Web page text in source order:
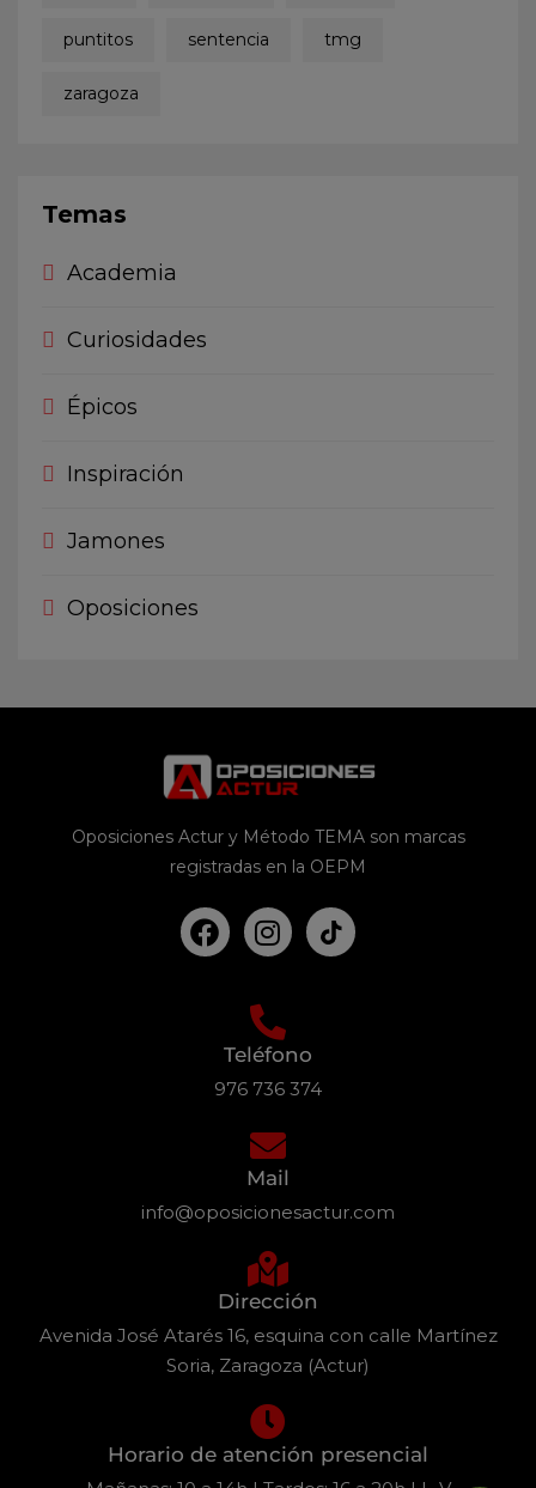
puntitos sentencia tmg
zaragoza
Temas
Academia
Curiosidades
Épicos
Inspiración
Jamones
Oposiciones
Oposiciones Actur y Método TEMA son marcas
registradas en la OEPM
Teléfono
976 736 374
Mail
info@oposicionesactur.com
Dirección
Avenida José Atarés 16, esquina con calle Martínez
Soria, Zaragoza (Actur)
Horario de atención presencial